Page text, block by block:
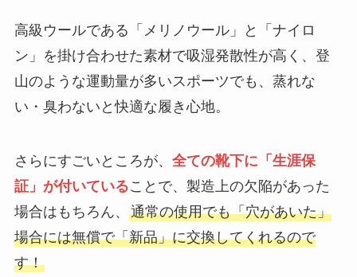
高級ウールである「メリノウール」と「ナイロ
ン」を掛け合わせた素材で吸湿発散性が高く、登
山のような運動量が多いスポーツでも、蒸れな
い・臭わないと快適な履き心地。
さらにすごいところが、 全ての靴下に「生涯保
証」が付いていることで、製造上の欠陥があった
場合はもちろん、 通常の使用でも「穴があいた」
場合には無償で「新品」に交換してくれるので
す！